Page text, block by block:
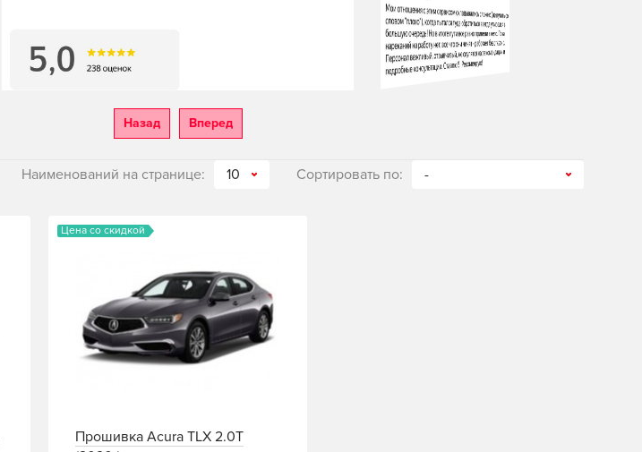
Назад Вперед
Наименований на странице: 10 Сортировать по: -
Цена со скидкой
Прошивка Acura TLX 2.0T